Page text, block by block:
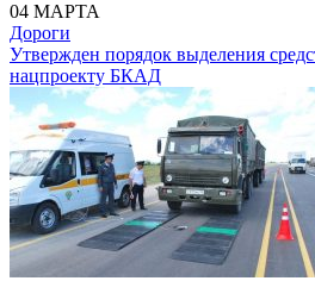
04 МАРТА
Дороги
Утвержден порядок выделения
нацпроекту БКАД